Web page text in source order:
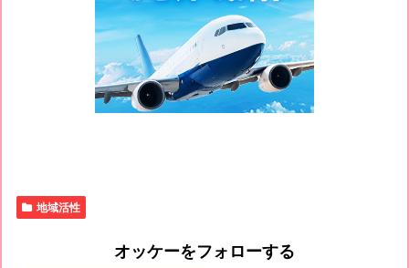
地域活性
オッケーをフォローする